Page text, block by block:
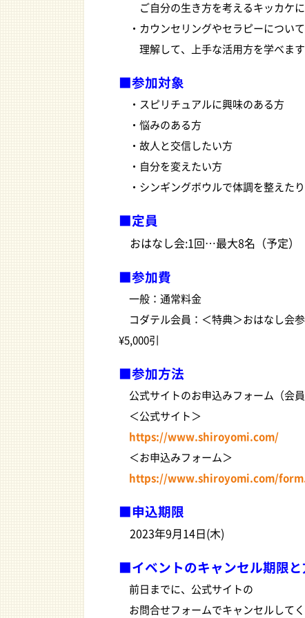
ご自分の生き方を考えるキッカケに
・カウンセリングやセラピーについて
理解して、上手な活用方を学べます
■参加対象
・スピリチュアルに興味のある方
・悩みのある方
・故人と交信したい方
・自分を変えたい方
・シンギングボウルで体調を整えた
■定員
おはなし会:1回…最大8名（予定）
■参加費
一般：通常料金
コダテル会員：＜特典＞おはなし会
¥5,000引
■参加方法
公式サイトのお申込みフォーム（会
＜公式サイト＞
https://www.shiroyomi.com/
＜お申込みフォーム＞
https://www.shiroyomi.com/
■申込期限
2023年9月14日(木)
イベントのキャンセル期限と
前日までに、公式サイトの
お問合せフォームでキャンセルしてく